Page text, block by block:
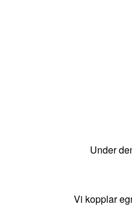
Under
Vi kopplar